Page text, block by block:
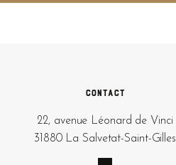
Contact
22, avenue Léonard de Vinci
31880 La Salvetat-Saint-Gilles